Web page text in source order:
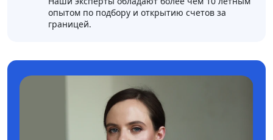
опытом по подбору и открытию счетов за
границей.